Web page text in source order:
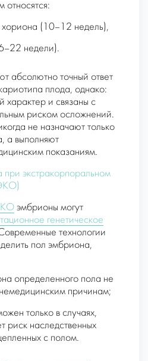
относятся:
хориона (10–12 недель),
недели).
абсолютно точный ответ
плода, однако:
характер и связаны с
риском осложнений.
не назначают только
а выполняют
показаниям.
экстракорпоральном
эмбрионы могут
генетическое
технологии
пол эмбриона,
определенного пола не
причинам;
только в случаях,
риск наследственных
с полом.